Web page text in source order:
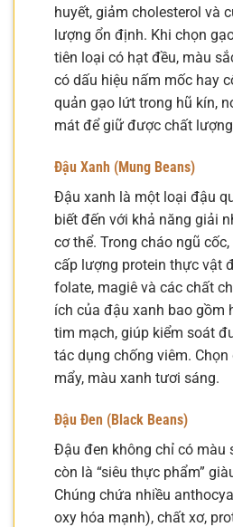
huyết, giảm cholesterol và
lượng ổn định. Khi chọn
tiên loại có hạt đều, màu
có dấu hiệu nấm mốc hay
quản gạo lứt trong hũ kín,
mát để giữ được chất
Đậu Xanh (Mung Beans)
Đậu xanh là một loại đậu
biết đến với khả năng giải
cơ thể. Trong cháo ngũ
cấp lượng protein thực vật
folate, magiê và các chất
ích của đậu xanh bao gồm
tim mạch, giúp kiểm soát
tác dụng chống viêm.
mẩy, màu xanh tươi sáng.
Đậu Đen (Black Beans)
Đậu đen không chỉ có màu
còn là “siêu thực phẩm”
Chúng chứa nhiều
oxy hóa mạnh), chất xơ,